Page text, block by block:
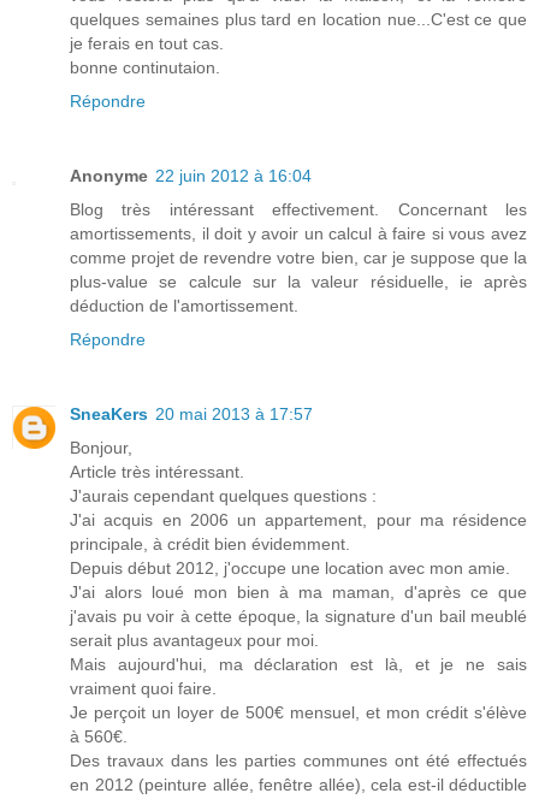
quelques semaines plus tard en location nue...C'est ce que
je ferais en tout cas.
bonne continutaion.
Répondre
Anonyme 22 juin 2012 à 16:04
Blog très intéressant effectivement. Concernant les
amortissements, il doit y avoir un calcul à faire si vous avez
comme projet de revendre votre bien, car je suppose que la
plus-value se calcule sur la valeur résiduelle, ie après
déduction de l'amortissement.
Répondre
SneaKers 20 mai 2013 à 17:57
Bonjour,
Article très intéressant.
J'aurais cependant quelques questions :
J'ai acquis en 2006 un appartement, pour ma résidence
principale, à crédit bien évidemment.
Depuis début 2012, j'occupe une location avec mon amie.
J'ai alors loué mon bien à ma maman, d'après ce que
j'avais pu voir à cette époque, la signature d'un bail meublé
serait plus avantageux pour moi.
Mais aujourd'hui, ma déclaration est là, et je ne sais
vraiment quoi faire.
Je perçoit un loyer de 500€ mensuel, et mon crédit s'élève
à 560€.
Des travaux dans les parties communes ont été effectués
en 2012 (peinture allée, fenêtre allée), cela est-il déductible